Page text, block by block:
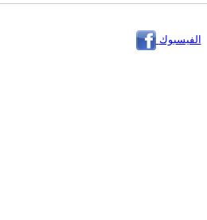
الفيسبوك